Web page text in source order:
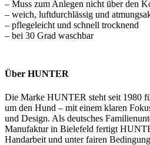
– Muss zum Anlegen nicht über den
– weich, luftdurchlässig und
– pflegeleicht und schnell trocknend
– bei 30 Grad waschbar
Über HUNTER
Die Marke HUNTER steht seit 1980
um den Hund – mit einem klaren
und Design. Als deutsches
Manufaktur in Bielefeld fertigt
Handarbeit und unter fairen